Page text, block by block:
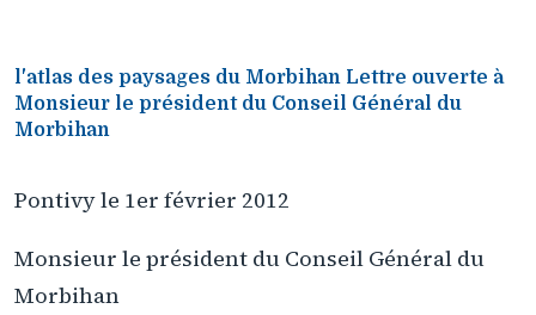
l'atlas des paysages du Morbihan Lettre ouverte à
Monsieur le président du Conseil Général du
Morbihan
Pontivy le 1er février 2012
Monsieur le président du Conseil Général du
Morbihan